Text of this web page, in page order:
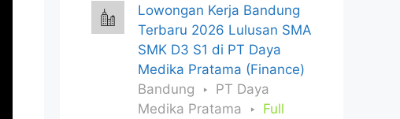
Lowongan Kerja Bandung
Terbaru 2026 Lulusan SMA
SMK D3 S1 di PT Daya
Medika Pratama (Finance)
Bandung
PT Daya
Medika Pratama
Full